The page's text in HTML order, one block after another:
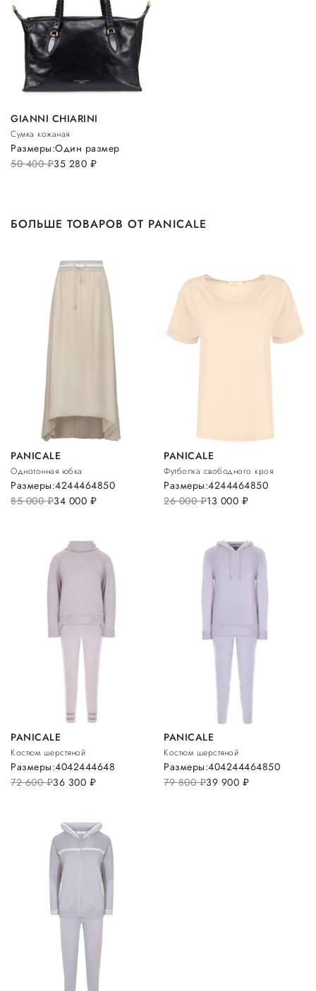
GIANNI CHIARINI
Сумка кожаная
50 400руб.35 280 руб.
Размеры:Один размер
БОЛЬШЕ ТОВАРОВ ОТ PANICALE
PANICALE
Однотонная юбка
85 000руб.34 000 руб.
Размеры:4244464850
PANICALE
Футболка свободного кроя
26 000руб.13 000 руб.
Размеры:4244464850
PANICALE
Костюм шерстяной
72 600руб.36 300 руб.
Размеры:4042444648
PANICALE
Костюм шерстяной
79 800руб.39 900 руб.
Размеры:404244464850